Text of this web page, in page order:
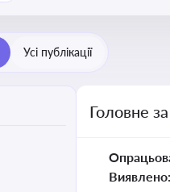
Усі публікації
Головне
Виявлено: